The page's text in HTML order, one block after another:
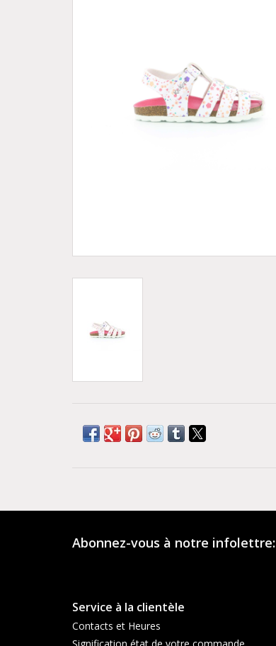
Abonnez-vous à notre infolettre:
Service à la clientèle
Contacts et Heures
Signification état de votre commande